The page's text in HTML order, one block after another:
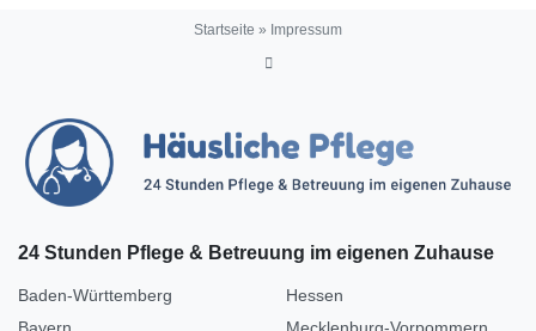
Startseite » Impressum
24 Stunden Pflege & Betreuung im eigenen Zuhause
Baden-Württemberg
Hessen